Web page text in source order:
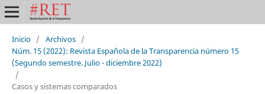
Inicio / Archivos /
Núm. 15 (2022): Revista Española de la Transparencia número 15
(Segundo semestre. Julio - diciembre 2022)
/
Casos y sistemas comparados